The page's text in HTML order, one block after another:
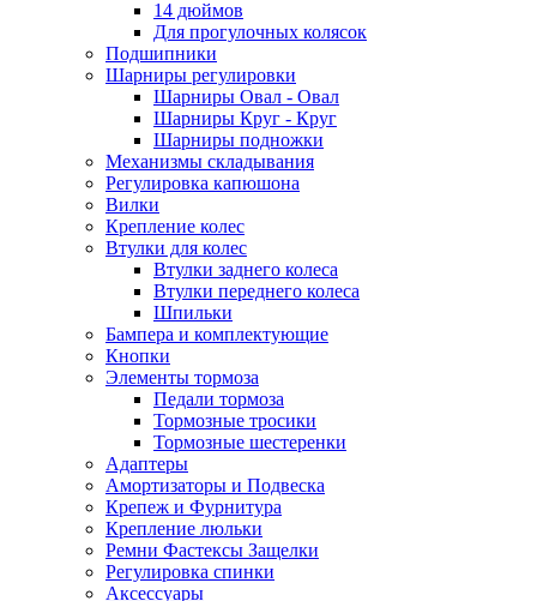
14 дюймов
Для прогулочных колясок
Подшипники
Шарниры регулировки
Шарниры Овал - Овал
Шарниры Круг - Круг
Шарниры подножки
Механизмы складывания
Регулировка капюшона
Вилки
Крепление колес
Втулки для колес
Втулки заднего колеса
Втулки переднего колеса
Шпильки
Бампера и комплектующие
Кнопки
Элементы тормоза
Педали тормоза
Тормозные тросики
Тормозные шестеренки
Адаптеры
Амортизаторы и Подвеска
Крепеж и Фурнитура
Крепление люльки
Ремни Фастексы Защелки
Регулировка спинки
Аксессуары